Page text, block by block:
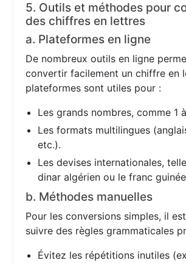
5. Outils et méthodes pour
des chiffres en lettres
a. Plateformes en ligne
De nombreux outils en ligne
convertir facilement un chiffre en
plateformes sont utiles pour :
Les grands nombres, comme 1
Les formats multilingues
etc.).
Les devises internationales,
dinar algérien ou le franc
b. Méthodes manuelles
Pour les conversions simples, il
suivre des règles grammaticales
Évitez les répétitions inutiles